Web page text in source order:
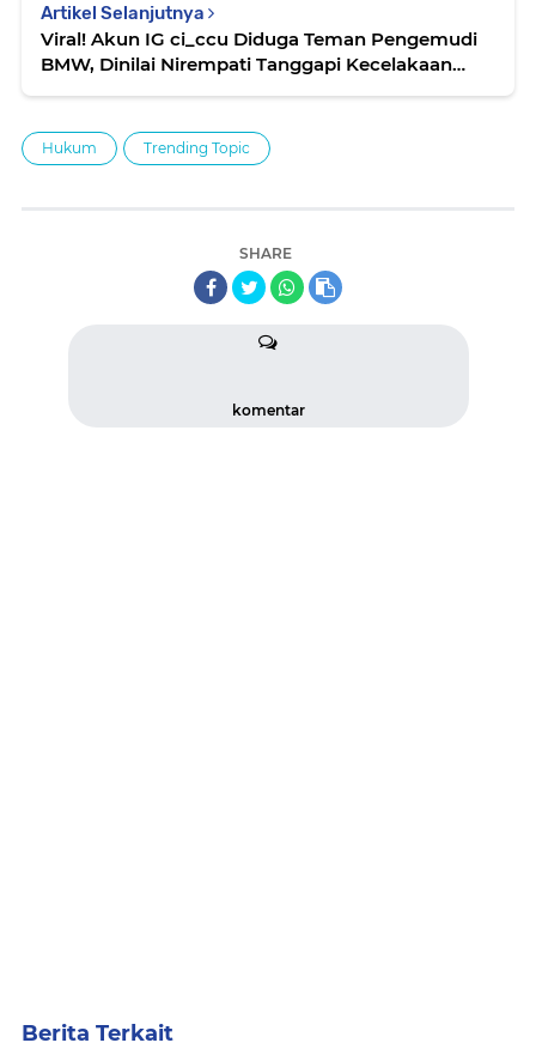
Artikel Selanjutnya
Viral! Akun IG ci_ccu Diduga Teman Pengemudi
BMW, Dinilai Nirempati Tanggapi Kecelakaan
Hukum Trending Topic
SHARE
komentar
Berita Terkait